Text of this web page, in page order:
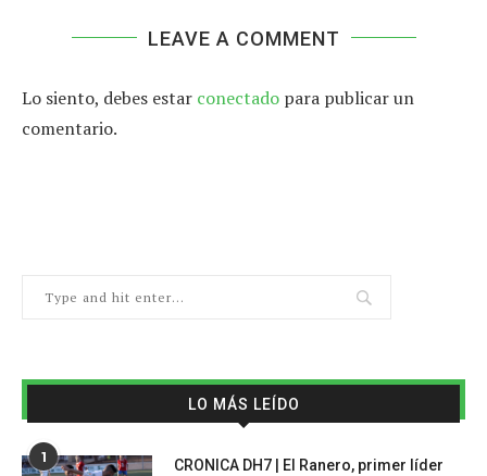
LEAVE A COMMENT
Lo siento, debes estar conectado para publicar un
comentario.
LO MÁS LEÍDO
1
CRONICA DH7 | El Ranero, primer líder